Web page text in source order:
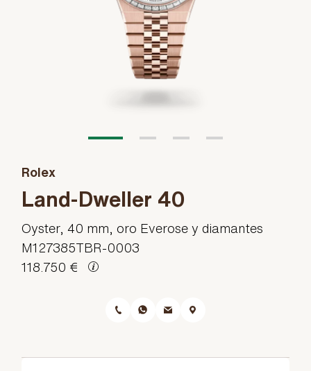
Rolex
Land-Dweller 40
Oyster, 40 mm, oro Everose y diamantes
M127385TBR-0003
118.750 €